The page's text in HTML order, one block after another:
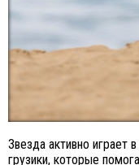
Звезда активно играет
грузики, которые